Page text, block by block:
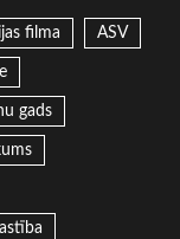
filma ASV
gads